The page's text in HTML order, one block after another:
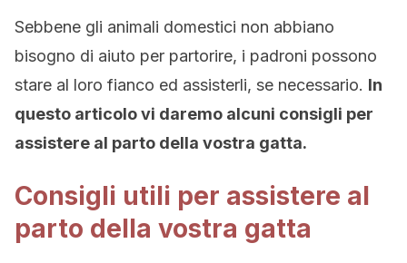
Sebbene gli animali domestici non abbiano
bisogno di aiuto per partorire, i padroni possono
stare al loro fianco ed assisterli, se necessario. In
questo articolo vi daremo alcuni consigli per
assistere al parto della vostra gatta.
Consigli utili per assistere al
parto della vostra gatta